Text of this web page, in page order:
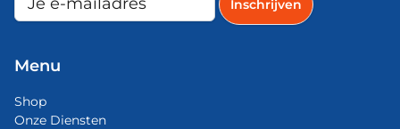
Menu
Shop
Onze Diensten